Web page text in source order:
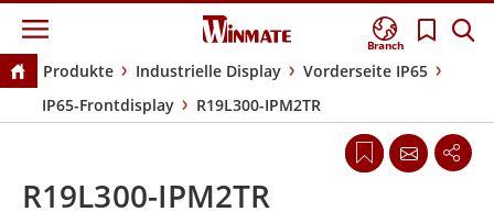
Branch
Produkte Industrielle Display
Vorderseite IP65
IP65-Frontdisplay
R19L300-IPM2TR
R19L300-IPM2TR